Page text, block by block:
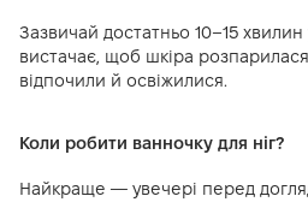
Зазвичай достатньо 10–15 хвилин
вистачає, щоб шкіра
відпочили й освіжилися.
Коли робити ванночку для ніг?
Найкраще — увечері перед